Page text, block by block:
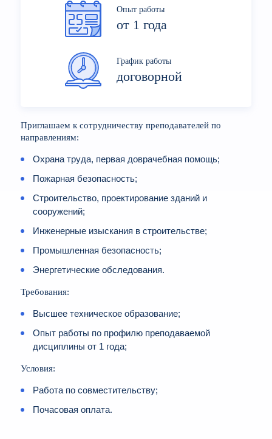
Опыт работы
от 1 года
График работы
договорной
Приглашаем к сотрудничеству преподавателей по
направлениям:
Охрана труда, первая доврачебная помощь;
Пожарная безопасность;
Строительство, проектирование зданий и
сооружений;
Инженерные изыскания в строительстве;
Промышленная безопасность;
Энергетические обследования.
Требования:
Высшее техническое образование;
Опыт работы по профилю преподаваемой
дисциплины от 1 года;
Условия:
Работа по совместительству;
Почасовая оплата.